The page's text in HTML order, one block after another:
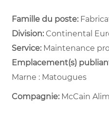
Famille du poste:
Division: Continental
Service: ​ Maintenance
Emplacement(s)
Marne : Matougues
Compagnie: McCain